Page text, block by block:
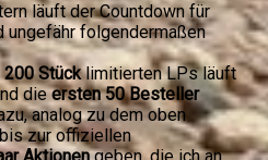
läuft der Countdown für
ungefähr folgendermaßen
200 Stücklimitierten LPs läuft
dieersten 50 Besteller
analog zu dem oben
zur offiziellen